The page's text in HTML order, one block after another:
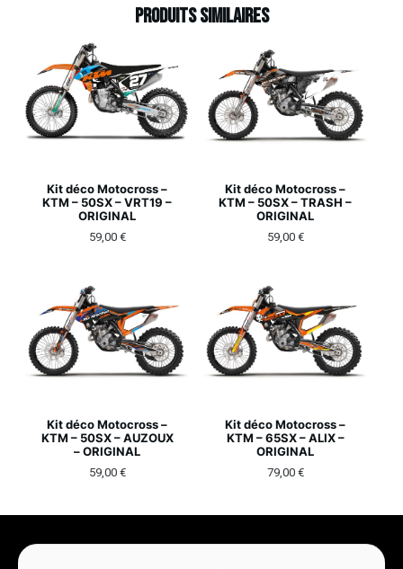
Produits similaires
Kit déco Motocross –
KTM – 50SX – VRT19 –
ORIGINAL
59,00 €
Kit déco Motocross –
KTM – 50SX – TRASH –
ORIGINAL
59,00 €
Kit déco Motocross –
KTM – 50SX – AUZOUX
– ORIGINAL
59,00 €
Kit déco Motocross –
KTM – 65SX – ALIX –
ORIGINAL
79,00 €